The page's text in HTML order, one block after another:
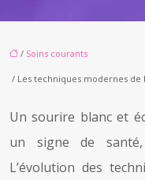
/ Soins courants
/ Les techniques modernes
Un sourire blanc et
un signe de santé,
L’évolution des